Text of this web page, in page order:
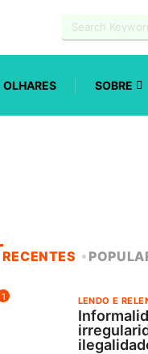
OLHARES SOBRE
RECENTES
1 LENDO E